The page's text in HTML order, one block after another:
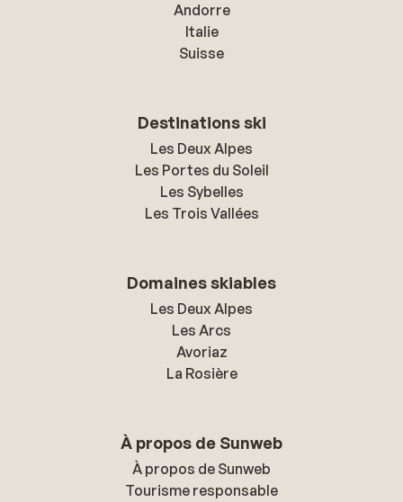
Andorre
Italie
Suisse
Destinations ski
Les Deux Alpes
Les Portes du Soleil
Les Sybelles
Les Trois Vallées
Domaines skiables
Les Deux Alpes
Les Arcs
Avoriaz
La Rosière
À propos de Sunweb
À propos de Sunweb
Tourisme responsable